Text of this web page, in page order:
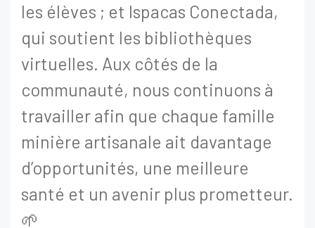
les élèves ; et Ispacas Conectada,
qui soutient les bibliothèques
virtuelles. Aux côtés de la
communauté, nous continuons à
travailler afin que chaque famille
minière artisanale ait davantage
d’opportunités, une meilleure
santé et un avenir plus prometteur.
🌱